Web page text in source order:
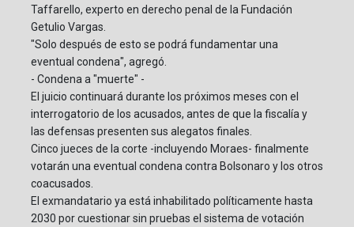
Taffarello, experto en derecho penal de la Fundación
Getulio Vargas.
"Solo después de esto se podrá fundamentar una
eventual condena", agregó.
- Condena a "muerte" -
El juicio continuará durante los próximos meses con el
interrogatorio de los acusados, antes de que la fiscalía y
las defensas presenten sus alegatos finales.
Cinco jueces de la corte -incluyendo Moraes- finalmente
votarán una eventual condena contra Bolsonaro y los otros
coacusados.
El exmandatario ya está inhabilitado políticamente hasta
2030 por cuestionar sin pruebas el sistema de votación